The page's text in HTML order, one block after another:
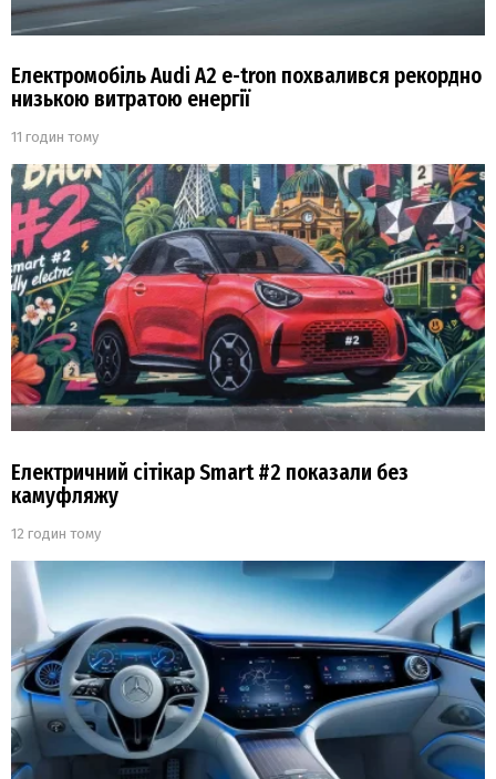
Електромобіль Audi A2 e-tron похвалився рекордно
низькою витратою енергії
11 годин тому
Електричний сітікар Smart #2 показали без
камуфляжу
12 годин тому